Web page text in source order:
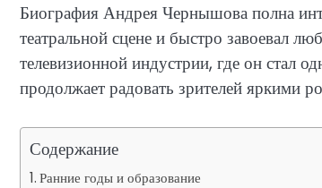
Биография Андрея Чернышова полна
театральной сцене и быстро завоевал
телевизионной индустрии, где он стал
продолжает радовать зрителей яркими
Содержание
Ранние годы и образование